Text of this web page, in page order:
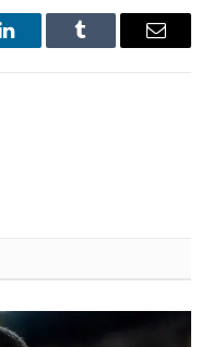
LinkedInTumblr Email